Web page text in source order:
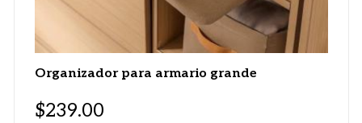
Organizador para armario grande
$239.00